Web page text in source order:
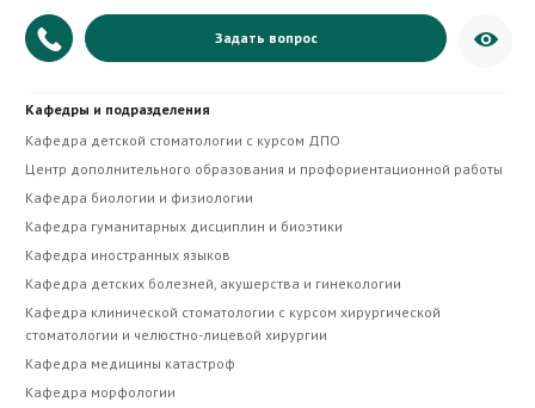
+7 (879) 335-20-07
Приёмная директора
Задать вопрос
Кафедры и подразделения
Кафедра детской стоматологии с курсом ДПО
Центр дополнительного образования и профориентационной работы
Кафедра биологии и физиологии
Кафедра гуманитарных дисциплин и биоэтики
Кафедра иностранных языков
Кафедра детских болезней, акушерства и гинекологии
Кафедра клинической стоматологии с курсом хирургической
стоматологии и челюстно-лицевой хирургии
Кафедра медицины катастроф
Кафедра морфологии